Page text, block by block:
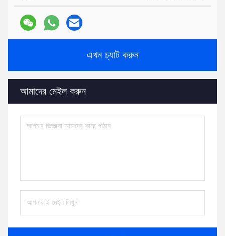
এখন চ্যাট করুন
আমাদের মেইল করুন